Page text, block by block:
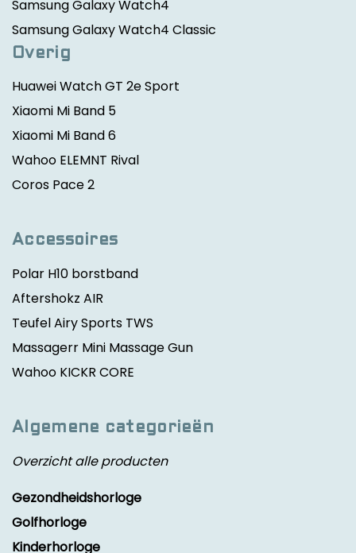
Samsung Galaxy Watch4
Samsung Galaxy Watch4 Classic
Overig
Huawei Watch GT 2e Sport
Xiaomi Mi Band 5
Xiaomi Mi Band 6
Wahoo ELEMNT Rival
Coros Pace 2
Accessoires
Polar H10 borstband
Aftershokz AIR
Teufel Airy Sports TWS
Massagerr Mini Massage Gun
Wahoo KICKR CORE
Algemene categorieën
Overzicht alle producten
Gezondheidshorloge
Golfhorloge
Kinderhorloge